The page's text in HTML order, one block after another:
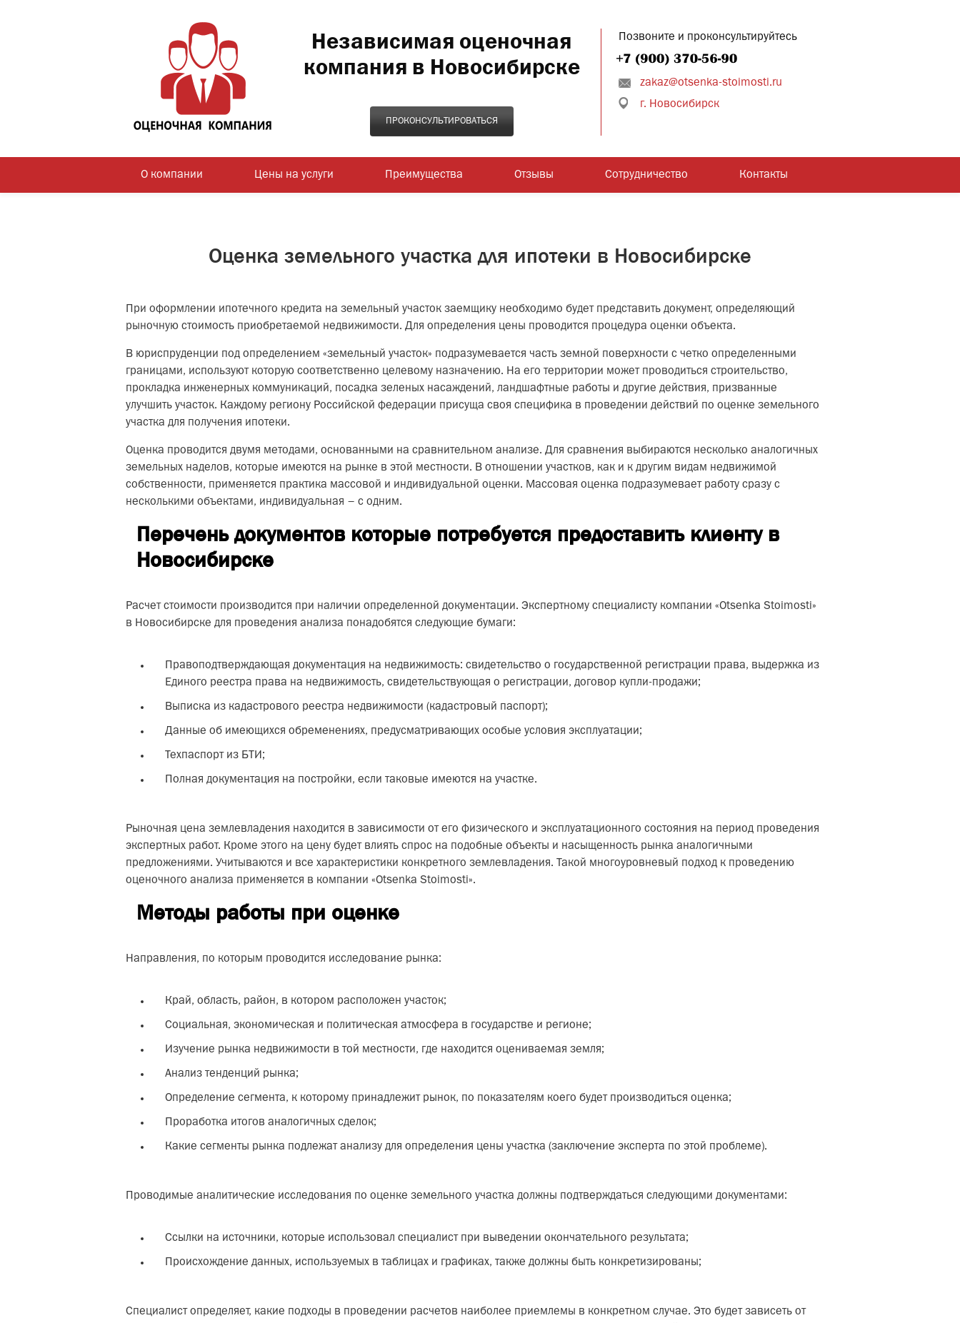
О компании Цены на услуги Преимущества Отзывы Сотрудничество Контакты
Независимая оценочная
компания в Новосибирске
ПРОКОНСУЛЬТИРОВАТЬСЯ
Позвоните и проконсультируйтесь
zakaz@otsenka-stoimosti.ru
г. Новосибирск
Оценка земельного участка для ипотеки в Новосибирске
При оформлении ипотечного кредита на земельный участок заемщику необходимо будет представить документ, определяющий
рыночную стоимость приобретаемой недвижимости. Для определения цены проводится процедура оценки объекта.
В юриспруденции под определением «земельный участок» подразумевается часть земной поверхности с четко определенными
границами, используют которую соответственно целевому назначению. На его территории может проводиться строительство,
прокладка инженерных коммуникаций, посадка зеленых насаждений, ландшафтные работы и другие действия, призванные
улучшить участок. Каждому региону Российской федерации присуща своя специфика в проведении действий по оценке земельного
участка для получения ипотеки.
Оценка проводится двумя методами, основанными на сравнительном анализе. Для сравнения выбираются несколько аналогичных
земельных наделов, которые имеются на рынке в этой местности. В отношении участков, как и к другим видам недвижимой
собственности, применяется практика массовой и индивидуальной оценки. Массовая оценка подразумевает работу сразу с
несколькими объектами, индивидуальная – с одним.
Перечень документов которые потребуется предоставить клиенту в
Новосибирске
Расчет стоимости производится при наличии определенной документации. Экспертному специалисту компании «Otsenka Stoimosti»
в Новосибирске для проведения анализа понадобятся следующие бумаги:
Правоподтверждающая документация на недвижимость: свидетельство о государственной регистрации права, выдержка из
Единого реестра права на недвижимость, свидетельствующая о регистрации, договор купли-продажи;
Выписка из кадастрового реестра недвижимости (кадастровый паспорт);
Данные об имеющихся обременениях, предусматривающих особые условия эксплуатации;
Техпаспорт из БТИ;
Полная документация на постройки, если таковые имеются на участке.
Рыночная цена землевладения находится в зависимости от его физического и эксплуатационного состояния на период проведения
экспертных работ. Кроме этого на цену будет влиять спрос на подобные объекты и насыщенность рынка аналогичными
предложениями. Учитываются и все характеристики конкретного землевладения. Такой многоуровневый подход к проведению
оценочного анализа применяется в компании «Otsenka Stoimosti».
Методы работы при оценке
Направления, по которым проводится исследование рынка:
Край, область, район, в котором расположен участок;
Социальная, экономическая и политическая атмосфера в государстве и регионе;
Изучение рынка недвижимости в той местности, где находится оцениваемая земля;
Анализ тенденций рынка;
Определение сегмента, к которому принадлежит рынок, по показателям коего будет производиться оценка;
Проработка итогов аналогичных сделок;
Какие сегменты рынка подлежат анализу для определения цены участка (заключение эксперта по этой проблеме).
Проводимые аналитические исследования по оценке земельного участка должны подтверждаться следующими документами:
Ссылки на источники, которые использовал специалист при выведении окончательного результата;
Происхождение данных, используемых в таблицах и графиках, также должны быть конкретизированы;
Специалист определяет, какие подходы в проведении расчетов наиболее приемлемы в конкретном случае. Это будет зависеть от